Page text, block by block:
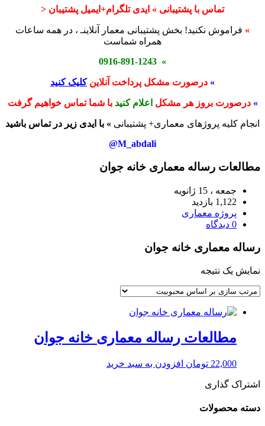
تماس با پشتیبانی » ایدی تلگرام+ایمیل پشتیبان <
» فراموش نکنید! بخش پشتیبانی معمار آنلاینـ ، در همه ساعات
همراه شماست
» 0916-891-1243
» درصورت مشکل پرداخت آنلاینکلیک کنید
» درصورت بروز هر مشکل اعلام کنید با شما تماس خواهیم گرفت
انجام کلیه پروژهای معماری+ پشتیبانی » با ایدی زیر در تماس باشید
M_abdali@
مطالعات رساله معماری خانه جوان
جمعه ، 15 ژانویه
1,122 بازدید
پروژه معماری
0 دیدگاه
رساله معماری خانه جوان
نمایش یک نتیجه
مطالعات رساله معماری خانه جوان
22,000 تومان افزودن به سبد خرید
اشتراک گذاری
دسته محصولات